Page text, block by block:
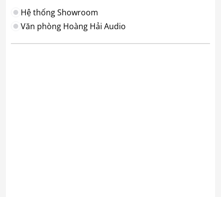
Hệ thống Showroom
Văn phòng Hoàng Hải Audio